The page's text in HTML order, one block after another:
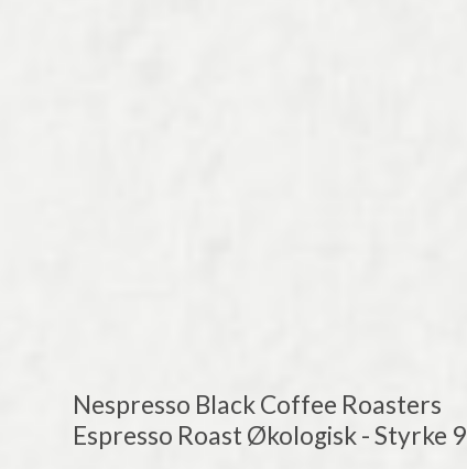
Nespresso Black Coffee Roasters
Espresso Roast Økologisk - Styrke 9